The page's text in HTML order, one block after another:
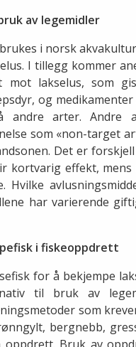
av legemidler
i norsk
I tillegg kommer
lakselus, som
og
andre arter.
som «non-target
Det er
kortvarig effekt,
Hvilke
har varierende
i fiskeoppdrett
for å bekjempe
til bruk av
som
bergnebb,